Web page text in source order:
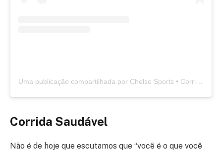
Corrida Saudável
Não é de hoje que escutamos que “você é o que você